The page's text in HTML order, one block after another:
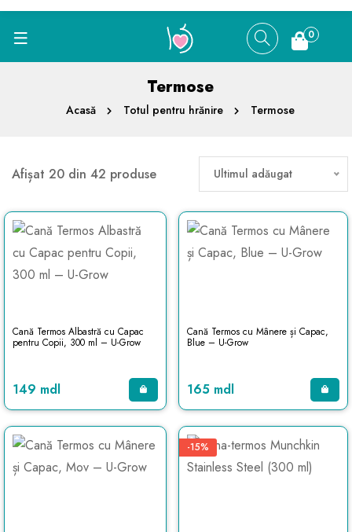
0
Termose
Acasă Totul pentru hrănire Termose
Afișat 20 din 42 produse Ultimul adăugat
Cană Termos Albastră cu Capac
pentru Copii, 300 ml – U-Grow
149 mdl
Cană Termos cu Mânere și Capac,
Blue – U-Grow
165 mdl
-15%